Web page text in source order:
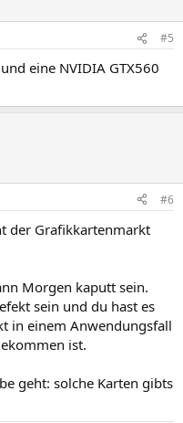
#5
eine NVIDIA GTX560
#6
der Grafikkartenmarkt
Morgen kaputt sein.
sein und du hast es
in einem Anwendungsfall
ist.
geht: solche Karten gibts